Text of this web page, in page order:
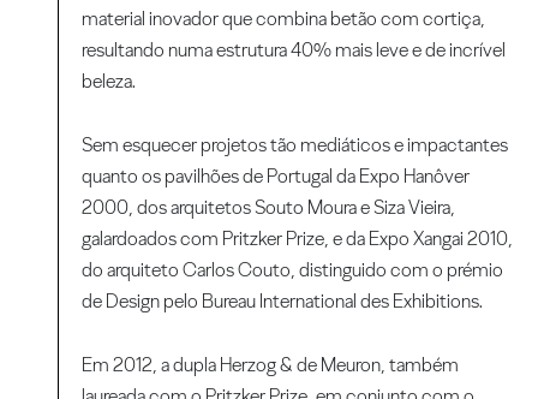
material inovador que combina betão com cortiça,
resultando numa estrutura 40% mais leve e de incrível
beleza.
Sem esquecer projetos tão mediáticos e impactantes
quanto os pavilhões de Portugal da Expo Hanôver
2000, dos arquitetos Souto Moura e Siza Vieira,
galardoados com Pritzker Prize, e da Expo Xangai 2010,
do arquiteto Carlos Couto, distinguido com o prémio
de Design pelo Bureau International des Exhibitions.
Em 2012, a dupla Herzog & de Meuron, também